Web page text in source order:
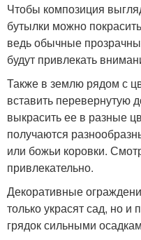
Чтобы композиция
бутылки можно
ведь обычные
будут привлекать
Также в землю рядом с
вставить перевернутую
выкрасить ее в разные
получаются
или божьи коровки.
привлекательно.
Декоративные
только украсят сад, но
грядок сильными